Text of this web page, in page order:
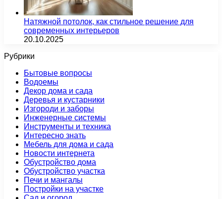
Натяжной потолок, как стильное решение для
современных интерьеров
20.10.2025
Рубрики
Бытовые вопросы
Водоемы
Декор дома и сада
Деревья и кустарники
Изгороди и заборы
Инженерные системы
Инструменты и техника
Интересно знать
Мебель для дома и сада
Новости интернета
Обустройство дома
Обустройство участка
Печи и мангалы
Постройки на участке